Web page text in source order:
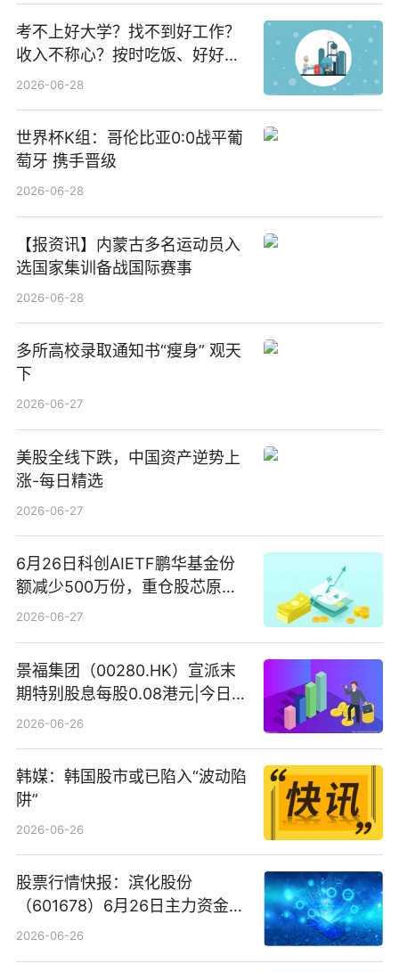
考不上好大学？找不到好工作？
收入不称心？按时吃饭、好好睡
觉
2026-06-28
世界杯K组：哥伦比亚0:0战平葡
萄牙 携手晋级
2026-06-28
【报资讯】内蒙古多名运动员入
选国家集训备战国际赛事
2026-06-28
多所高校录取通知书“瘦身” 观天
下
2026-06-27
美股全线下跌，中国资产逆势上
涨-每日精选
2026-06-27
6月26日科创AIETF鹏华基金份
额减少500万份，重仓股芯原股
份、寒武纪、澜起科技 观速讯
2026-06-27
景福集团（00280.HK）宣派末
期特别股息每股0.08港元|今日快
看
2026-06-26
韩媒：韩国股市或已陷入“波动陷
阱”
2026-06-26
股票行情快报：滨化股份
（601678）6月26日主力资金净
卖出5964.34万元
2026-06-26